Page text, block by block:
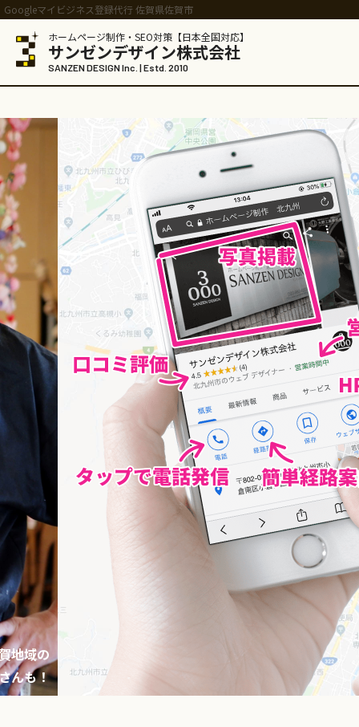
Googleマイビジネス登録代行 佐賀県佐賀市
ホームページ制作・SEO対策【日本全国対応】
サンゼンデザイン株式会社
SANZEN DESIGN Inc. | Estd. 2010
地域の
んも！